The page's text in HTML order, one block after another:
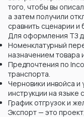
того, чтобы вы
а затем получили
сравнить сценарии и
Для оформления ТЗ
Номенклатурный
назначением товара
Предпочтения по
транспорта.
Черновики инвойса и
инструкции на языке
График отгрузок и
Экспорт — это